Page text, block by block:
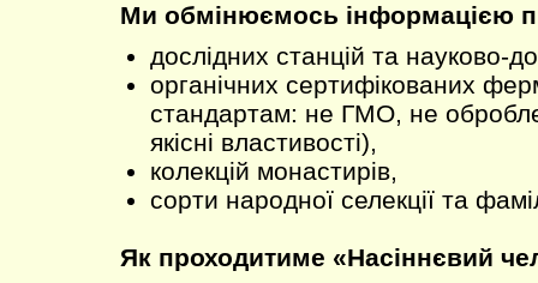
Ми обмінюємось інформацією
дослідних станцій та науково-
органічних сертифікованих
стандартам: не ГМО, не
якісні властивості),
колекцій монастирів,
сорти народної селекції та
Як проходитиме «Насіннєвий